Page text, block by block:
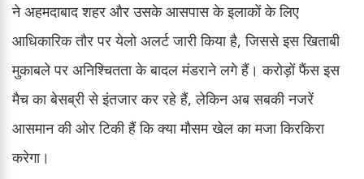
ने अहमदाबाद शहर और उसके आसपास के इलाकों के लिए
आधिकारिक तौर पर येलो अलर्ट जारी किया है, जिससे इस खिताबी
मुकाबले पर अनिश्चितता के बादल मंडराने लगे हैं। करोड़ों फैंस इस
मैच का बेसब्री से इंतजार कर रहे हैं, लेकिन अब सबकी नजरें
आसमान की ओर टिकी हैं कि क्या मौसम खेल का मजा किरकिरा
करेगा।